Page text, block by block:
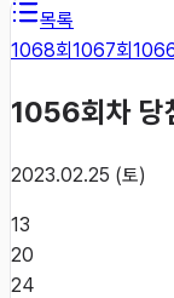
목록
1068회1067회
1056회차 당
2023.02.25 (토)
13
20
24